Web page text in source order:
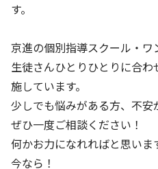
す。
京進の個別指導スクール・ワ
生徒さんひとりひとりに合
施しています。
少しでも悩みがある方、不安
ぜひ一度ご相談ください！
何かお力になれればと思いま
今なら！